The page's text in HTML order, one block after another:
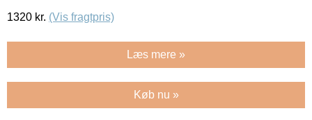
1320 kr. (Vis fragtpris)
Læs mere »
Køb nu »